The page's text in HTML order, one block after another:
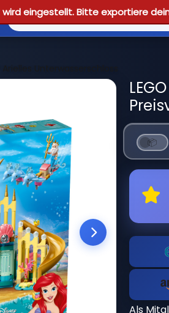
eingestellt. Bitte exportiere
Unterwasserschloss
Als